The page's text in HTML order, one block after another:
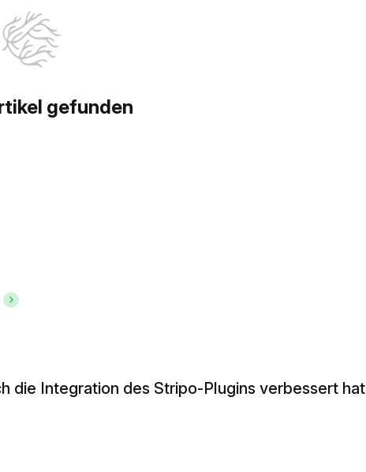
gefunden
die Integration des Stripo-Plugins verbessert hat